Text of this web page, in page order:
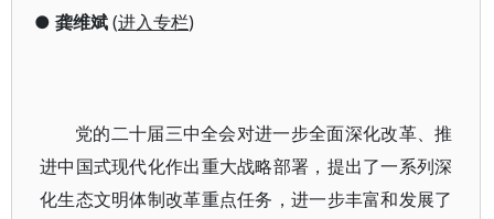
●龚维斌(进入专栏)
党的二十届三中全会对进一步全面深化改革、推
进中国式现代化作出重大战略部署，提出了一系列深
化生态文明体制改革重点任务，进一步丰富和发展了